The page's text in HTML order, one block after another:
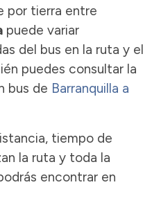
por tierra entre
puede variar
del bus en la ruta y el
puedes consultar la
bus de Barranquilla a
tiempo de
la ruta y toda la
encontrar en